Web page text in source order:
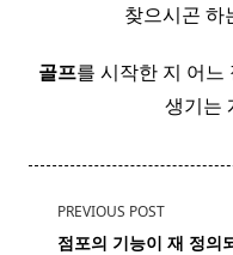
찾으시곤 하
골프를 시작한 지 어느
생기는
<span
class="nav-
PREVIOUS POST
점포의 기능이 재 정의